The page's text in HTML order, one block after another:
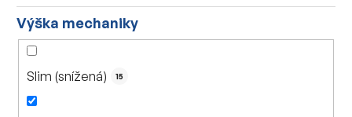
Výška mechaniky
Slim (snížená) 15